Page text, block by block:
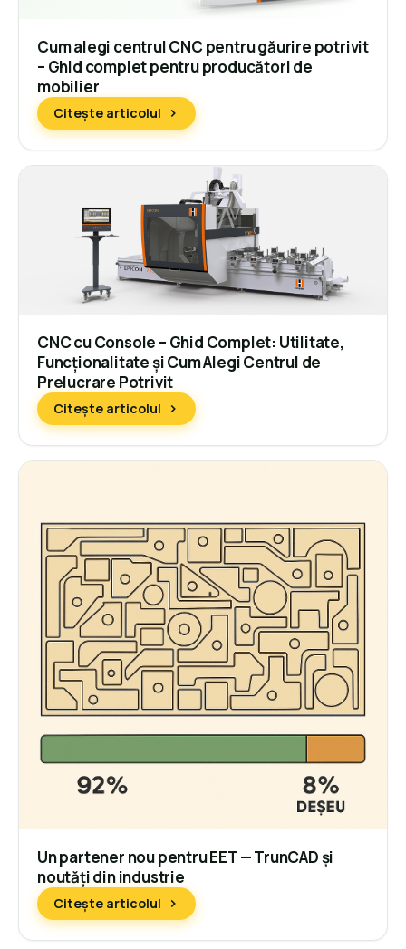
Cum alegi centrul CNC pentru găurire potrivit
– Ghid complet pentru producători de
mobilier
Citește articolul
CNC cu Console – Ghid Complet: Utilitate,
Funcționalitate și Cum Alegi Centrul de
Prelucrare Potrivit
Citește articolul
Un partener nou pentru EET — TrunCAD și
noutăți din industrie
Citește articolul